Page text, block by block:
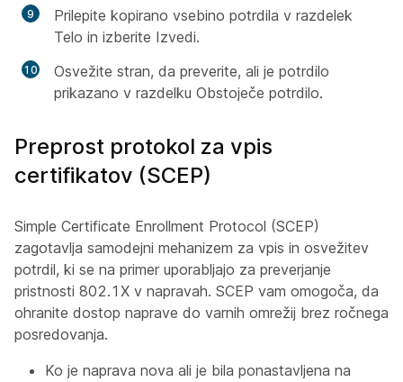
Prilepite kopirano vsebino potrdila v razdelek
Telo in izberite Izvedi.
Osvežite stran, da preverite, ali je potrdilo
prikazano v razdelku Obstoječe potrdilo.
Preprost protokol za vpis
certifikatov (SCEP)
Simple Certificate Enrollment Protocol (SCEP)
zagotavlja samodejni mehanizem za vpis in osvežitev
potrdil, ki se na primer uporabljajo za preverjanje
pristnosti 802.1X v napravah. SCEP vam omogoča, da
ohranite dostop naprave do varnih omrežij brez ročnega
posredovanja.
Ko je naprava nova ali je bila ponastavljena na